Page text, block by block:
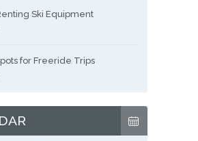
Ski Equipment
for Freeride Trips